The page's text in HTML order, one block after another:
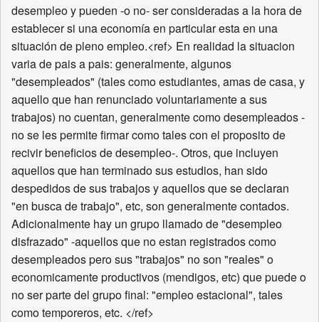
desempleo y pueden -o no- ser consideradas a la hora de
establecer si una economía en particular esta en una
situación de pleno empleo.<ref> En realidad la situacion
varia de pais a pais: generalmente, algunos
"desempleados" (tales como estudiantes, amas de casa, y
aquello que han renunciado voluntariamente a sus
trabajos) no cuentan, generalmente como desempleados -
no se les permite firmar como tales con el proposito de
recivir beneficios de desempleo-. Otros, que incluyen
aquellos que han terminado sus estudios, han sido
despedidos de sus trabajos y aquellos que se declaran
"en busca de trabajo", etc, son generalmente contados.
Adicionalmente hay un grupo llamado de "desempleo
disfrazado" -aquellos que no estan registrados como
desempleados pero sus "trabajos" no son "reales" o
economicamente productivos (mendigos, etc) que puede o
no ser parte del grupo final: "empleo estacional", tales
como temporeros, etc. </ref>